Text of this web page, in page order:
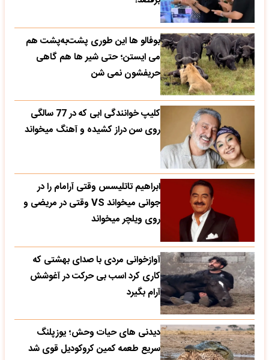
بوفالو ها این‌ طوری پشت‌به‌پشت هم
می‌ ایستن؛ حتی شیر ها هم گاهی
حریفشون نمی‌ شن
کلیپ خوانندگی ابی که در 77 سالگی
روی سن دراز کشیده و آهنگ میخواند
ابراهیم تاتلیسس وقتی آرامام را در
جوانی میخواند VS وقتی در مریضی و
روی ویلچر میخواند
آوازخوانی مردی با صدای بهشتی که
کاری کرد اسب بی حرکت در آغوشش
آرام بگیرد
دیدنی های حیات وحش؛ یوزپلنگ
سریع طعمه کمین کروکودیل قوی شد